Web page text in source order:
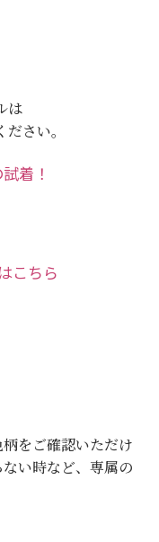
は
さい。
こちら
をご確認いただけ
い時など、専属の